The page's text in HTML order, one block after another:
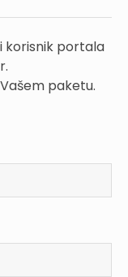
korisnik portala
paketu.